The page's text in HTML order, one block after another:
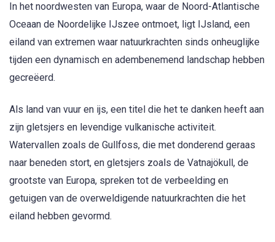
In het noordwesten van Europa, waar de Noord-Atlantische
Oceaan de Noordelijke IJszee ontmoet, ligt IJsland, een
eiland van extremen waar natuurkrachten sinds onheuglijke
tijden een dynamisch en adembenemend landschap hebben
gecreëerd.
Als land van vuur en ijs, een titel die het te danken heeft aan
zijn gletsjers en levendige vulkanische activiteit.
Watervallen zoals de Gullfoss, die met donderend geraas
naar beneden stort, en gletsjers zoals de Vatnajökull, de
grootste van Europa, spreken tot de verbeelding en
getuigen van de overweldigende natuurkrachten die het
eiland hebben gevormd.